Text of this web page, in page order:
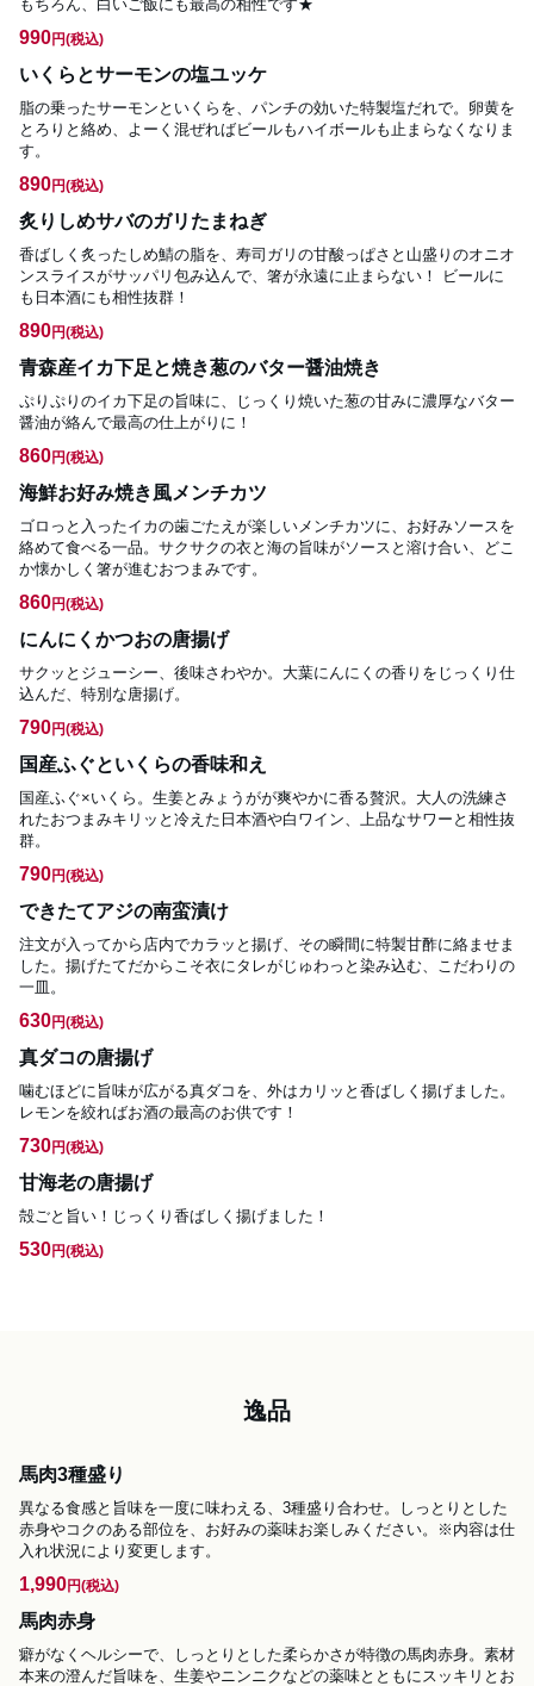
もちろん、白いご飯にも最高の相性です★
990円(税込)
いくらとサーモンの塩ユッケ
脂の乗ったサーモンといくらを、パンチの効いた特製塩だれで。卵黄を
とろりと絡め、よーく混ぜればビールもハイボールも止まらなくなりま
す。
890円(税込)
炙りしめサバのガリたまねぎ
香ばしく炙ったしめ鯖の脂を、寿司ガリの甘酸っぱさと山盛りのオニオ
ンスライスがサッパリ包み込んで、箸が永遠に止まらない！ ビールに
も日本酒にも相性抜群！
890円(税込)
青森産イカ下足と焼き葱のバター醤油焼き
ぷりぷりのイカ下足の旨味に、じっくり焼いた葱の甘みに濃厚なバター
醤油が絡んで最高の仕上がりに！
860円(税込)
海鮮お好み焼き風メンチカツ
ゴロっと入ったイカの歯ごたえが楽しいメンチカツに、お好みソースを
絡めて食べる一品。サクサクの衣と海の旨味がソースと溶け合い、どこ
か懐かしく箸が進むおつまみです。
860円(税込)
にんにくかつおの唐揚げ
サクッとジューシー、後味さわやか。大葉にんにくの香りをじっくり仕
込んだ、特別な唐揚げ。
790円(税込)
国産ふぐといくらの香味和え
国産ふぐ×いくら。生姜とみょうがが爽やかに香る贅沢。大人の洗練さ
れたおつまみキリッと冷えた日本酒や白ワイン、上品なサワーと相性抜
群。
790円(税込)
できたてアジの南蛮漬け
注文が入ってから店内でカラッと揚げ、その瞬間に特製甘酢に絡ませま
した。揚げたてだからこそ衣にタレがじゅわっと染み込む、こだわりの
一皿。
630円(税込)
真ダコの唐揚げ
噛むほどに旨味が広がる真ダコを、外はカリッと香ばしく揚げました。
レモンを絞ればお酒の最高のお供です！
730円(税込)
甘海老の唐揚げ
殻ごと旨い！じっくり香ばしく揚げました！
530円(税込)
逸品
馬肉3種盛り
異なる食感と旨味を一度に味わえる、3種盛り合わせ。しっとりとした
赤身やコクのある部位を、お好みの薬味お楽しみください。※内容は仕
入れ状況により変更します。
1,990円(税込)
馬肉赤身
癖がなくヘルシーで、しっとりとした柔らかさが特徴の馬肉赤身。素材
本来の澄んだ旨味を、生姜やニンニクなどの薬味とともにスッキリとお